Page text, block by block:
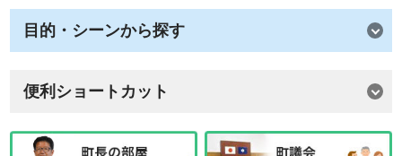
目的・シーンから探す
便利ショートカット